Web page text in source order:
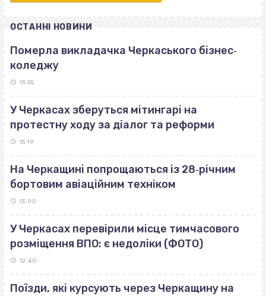
ОСТАННІ НОВИНИ
Померла викладачка Черкаського бізнес‐
коледжу
13:35
У Черкасах зберуться мітингарі на
протестну ходу за діалог та реформи
13:19
На Черкащині попрощаються із 28‐річним
бортовим авіаційним техніком
13:00
У Черкасах перевірили місце тимчасового
розміщення ВПО: є недоліки (ФОТО)
12:40
Поїзди, які курсують через Черкащину на